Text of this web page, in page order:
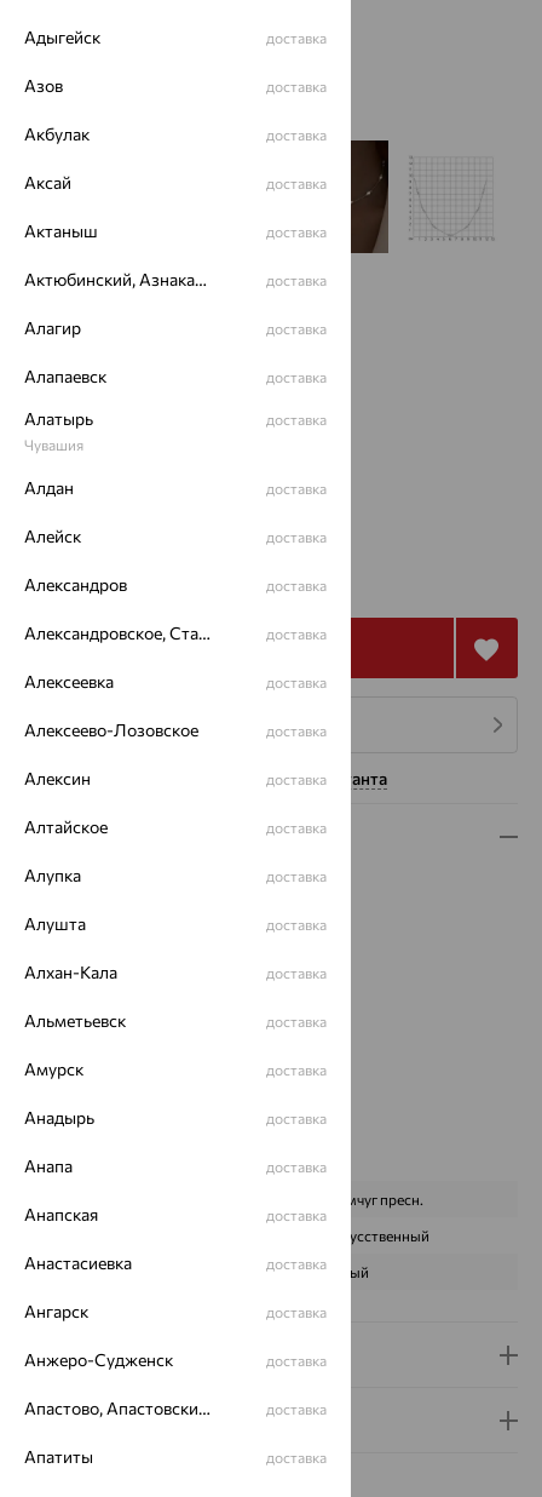
Размеры:
от 8 175 22 708₽
Купить
4 платежа по 2 044₽
Нужна помощь консультанта
Описание
Вес:4.79 — 5.81
Проба:
Страна происхождения:
Вид покрытия:
Цвет вставки:
Наименование цвета вставки:
Белый
Характеристика вставки:
Жемчуг пресн.
Искусственный
ЦВЕТ Белый
Доставка и оплата
Гарантия и возврат
Адыгейск доставка
Азов доставка
Акбулак доставка
Аксай доставка
Актаныш доставка
Актюбинский, Азнакаевский район доставка
Алагир доставка
Алапаевск доставка
Алатырь
Чувашия
доставка
Алдан доставка
Алейск доставка
Александров доставка
Александровское, Ставропольский край доставка
Алексеевка доставка
Алексеево-Лозовское доставка
Алексин доставка
Алтайское доставка
Алупка доставка
Алушта доставка
Алхан-Кала доставка
Альметьевск доставка
Амурск доставка
Анадырь доставка
Анапа доставка
Анапская доставка
Анастасиевка доставка
Ангарск доставка
Анжеро-Судженск доставка
Апастово, Апастовский район доставка
Апатиты доставка